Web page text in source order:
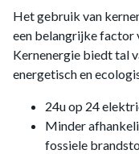
Het gebruik van
een belangrijke factor
Kernenergie biedt tal
energetisch en
24u op 24
Minder
fossiele